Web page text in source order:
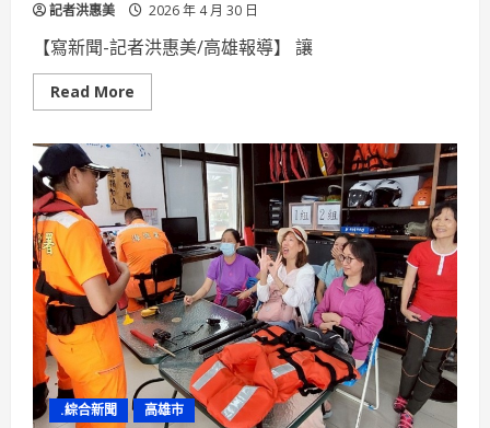
記者洪惠美 2026 年 4 月 30 日
【寫新聞-記者洪惠美/高雄報導】 讓
Read More
more
唱
KTV
檢
中
山
大
學
跨
校
AI
團
隊
翻
轉
原
鄉
.綜合新聞 高雄市